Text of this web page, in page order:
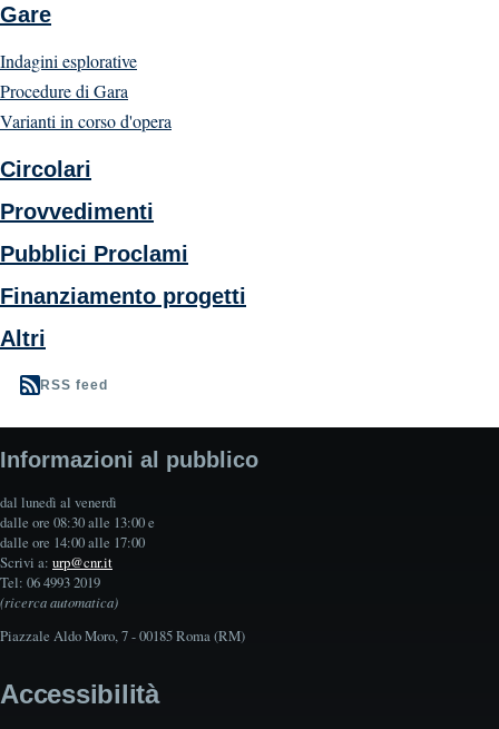
Gare
Indagini esplorative
Procedure di Gara
Varianti in corso d'opera
Circolari
Provvedimenti
Pubblici Proclami
Finanziamento progetti
Altri
RSS feed
Informazioni al pubblico
dal lunedì al venerdì
dalle ore 08:30 alle 13:00 e
dalle ore 14:00 alle 17:00
Scrivi a: urp@cnr.it
Tel: 06 4993 2019
(ricerca automatica)
Piazzale Aldo Moro, 7 - 00185 Roma (RM)
Accessibilità